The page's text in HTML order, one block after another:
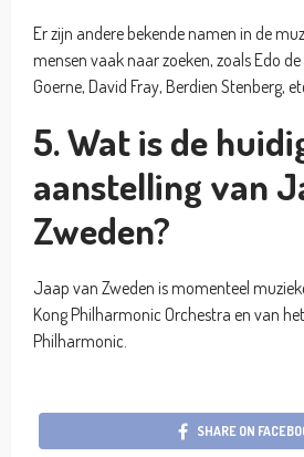
Er zijn andere bekende namen in de
mensen vaak naar zoeken, zoals Edo
Goerne, David Fray, Berdien Stenberg,
5. Wat is de
aanstelling van
Zweden?
Jaap van Zweden is momenteel
Kong Philharmonic Orchestra en van
Philharmonic.
SHARE ON